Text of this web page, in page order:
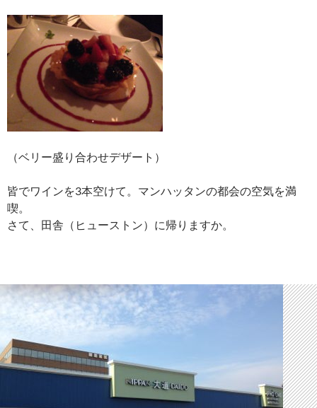
（ベリー盛り合わせデザート）
皆でワインを3本空けて。マンハッタンの都会の空気を満
喫。
さて、田舎（ヒューストン）に帰りますか。